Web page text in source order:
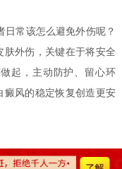
常该怎么避免外伤呢？
外伤，关键在于将安全
起，主动防护、留心环
癜风的稳定恢复创造更安